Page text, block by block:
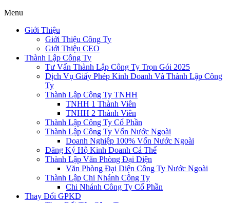
Menu
Giới Thiệu
Giới Thiệu Công Ty
Giới Thiệu CEO
Thành Lập Công Ty
Tư Vấn Thành Lập Công Ty Trọn Gói 2025
Dịch Vụ Giấy Phép Kinh Doanh Và Thành Lập Công
Ty
Thành Lập Công Ty TNHH
TNHH 1 Thành Viên
TNHH 2 Thành Viên
Thành Lập Công Ty Cổ Phần
Thành Lập Công Ty Vốn Nước Ngoài
Doanh Nghiệp 100% Vốn Nước Ngoài
Đăng Ký Hộ Kinh Doanh Cá Thể
Thành Lập Văn Phòng Đại Diện
Văn Phòng Đại Diện Công Ty Nước Ngoài
Thành Lập Chi Nhánh Công Ty
Chi Nhánh Công Ty Cổ Phần
Thay Đổi GPKD